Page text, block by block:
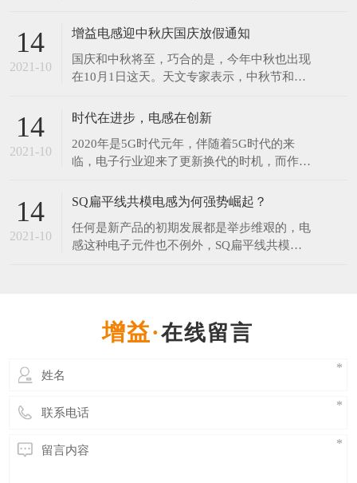
感的相关知识。前两天，有位客户给小编发了
一张图，让小编给他读一下数值，小编在一开
始看到图片的时候没觉得有什么奇怪之处，但
是在帮客户读数值的时候才发现原来这个色环
14
2021-10
增益电感迎中秋庆国庆放假通知
​国庆和中秋将至，巧合的是，今年中秋也出现
在10月1日这天。天文专家表示，中秋节和国
见。上一次是2001年，另外两次分别在2031
年和2077年。对此网友调侃：连国庆和中秋都
在一起了，而我还是单身。​中秋节每年固定在
农历的八月十五，但它在阳历中的日期却非常
14
2021-10
时代在进步，电感在创新
2020年是5G时代元年，伴随着5G时代的来
临，电子行业迎来了更新换代的时机，而作为
器，在新的时代将会有更大的发展空间。 伴
领域，电感行业会走向一个更大的发展空间。
无论科技进步的有多快，电子产品更新的再
14
2021-10
SQ扁平线共模电感为何强势崛起？
任何是新产品的初期发展都是举步维艰的，电
感这种电子元件也不例外，SQ扁平线共模电
是发展至今SQ共模电感已经开始受到各行业
在线留言